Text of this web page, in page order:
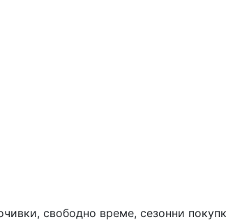
свободно време, сезонни